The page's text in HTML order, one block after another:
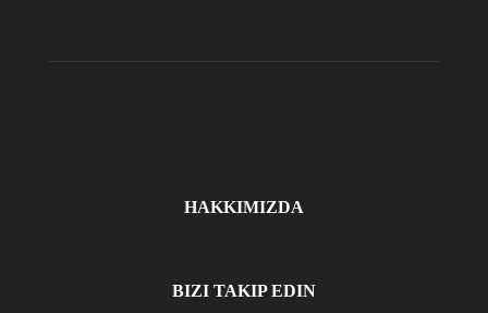
HAKKIMIZDA
BIZI TAKIP EDIN